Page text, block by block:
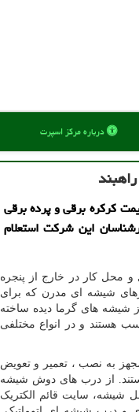
درباره مركز اسپرت
كركره برقی و پرده برقی
این شركت استعلام
و محل کار در خارج از پنجره
شیشه ای مدرن که برای
شیشه های گرما دیده ساخته
هستند و در انواع مختلفی
به نصب ، تعمیر و تعویض
از درب های دوش شیشه
شیشه، سایت قائم الکتریک